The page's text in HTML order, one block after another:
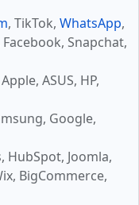
, TikTok, WhatsApp,
Snapchat,
ASUS, HP,
Google,
HubSpot, Joomla,
BigCommerce,